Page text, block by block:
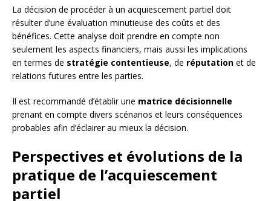
La décision de procéder à un acquiescement partiel doit
résulter d’une évaluation minutieuse des coûts et des
bénéfices. Cette analyse doit prendre en compte non
seulement les aspects financiers, mais aussi les implications
en termes de stratégie contentieuse, de réputation et de
relations futures entre les parties.
Il est recommandé d’établir une matrice décisionnelle
prenant en compte divers scénarios et leurs conséquences
probables afin d’éclairer au mieux la décision.
Perspectives et évolutions de la
pratique de l’acquiescement
partiel